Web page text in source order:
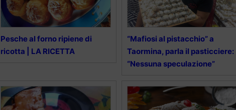
Pesche al forno ripiene di
ricotta | LA RICETTA
“Mafiosi al pistacchio” a
Taormina, parla il pasticciere:
“Nessuna speculazione”